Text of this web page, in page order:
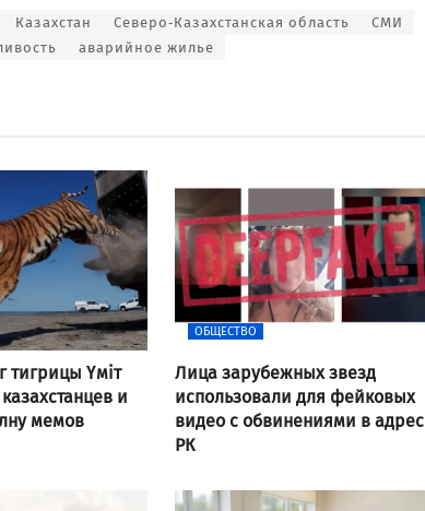
Казахстан Северо-Казахстанская область
СМИ
аварийное жилье
тигрицы Үміт
и
мемов
ОБЩЕСТВО
Лица зарубежных звезд
использовали для фейковых
видео с обвинениями в адрес
РК